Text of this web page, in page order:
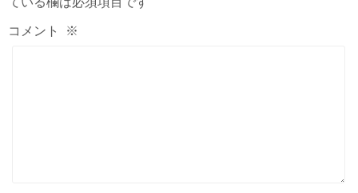
コメント ※